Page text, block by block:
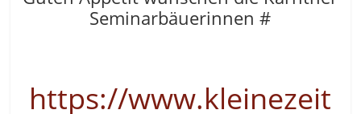
Seminarbäuerinnen #
https://www.kleinezeit